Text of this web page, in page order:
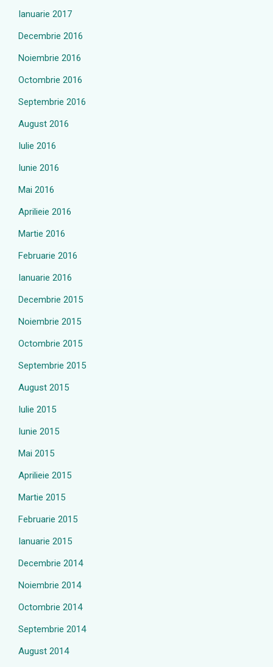
Ianuarie 2017
Decembrie 2016
Noiembrie 2016
Octombrie 2016
Septembrie 2016
August 2016
Iulie 2016
Iunie 2016
Mai 2016
Aprilieie 2016
Martie 2016
Februarie 2016
Ianuarie 2016
Decembrie 2015
Noiembrie 2015
Octombrie 2015
Septembrie 2015
August 2015
Iulie 2015
Iunie 2015
Mai 2015
Aprilieie 2015
Martie 2015
Februarie 2015
Ianuarie 2015
Decembrie 2014
Noiembrie 2014
Octombrie 2014
Septembrie 2014
August 2014